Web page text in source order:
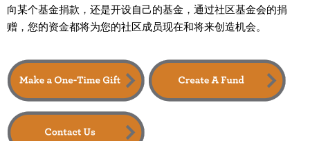
向某个基金捐款，还是开设自己的基金，通过社区基金会的捐
赠，您的资金都将为您的社区成员现在和将来创造机会。